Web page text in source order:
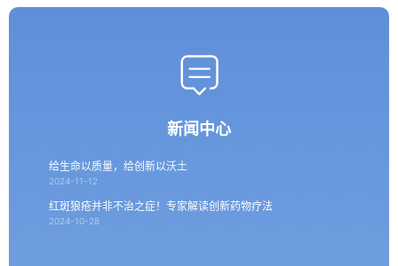
新闻中心
给生命以质量，给创新以沃土
2024-11-12
红斑狼疮并非不治之症！专家解读创新药物疗法
2024-10-28